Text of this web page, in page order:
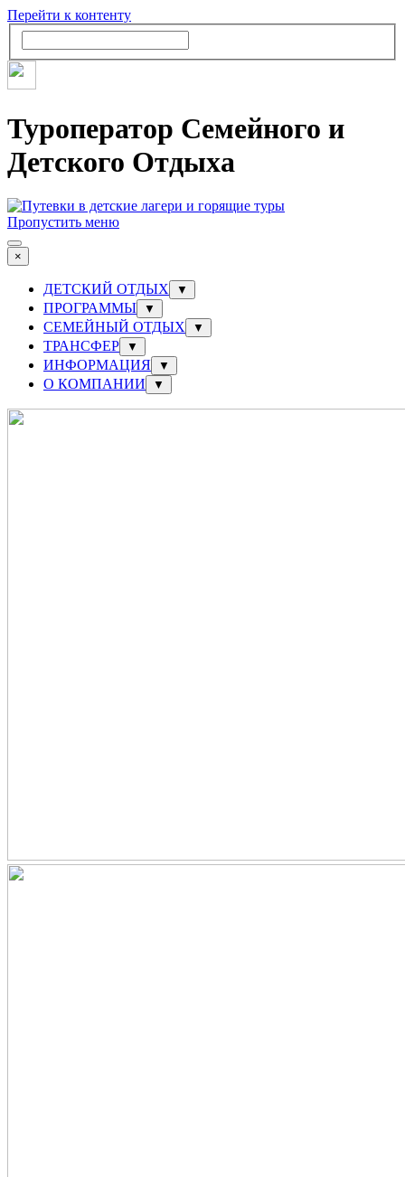
Перейти к контенту
Туроператор Семейного и
Детского Отдыха
Пропустить меню
×
ДЕТСКИЙ ОТДЫХ ▼
ПРОГРАММЫ ▼
СЕМЕЙНЫЙ ОТДЫХ ▼
ТРАНСФЕР ▼
ИНФОРМАЦИЯ ▼
О КОМПАНИИ ▼